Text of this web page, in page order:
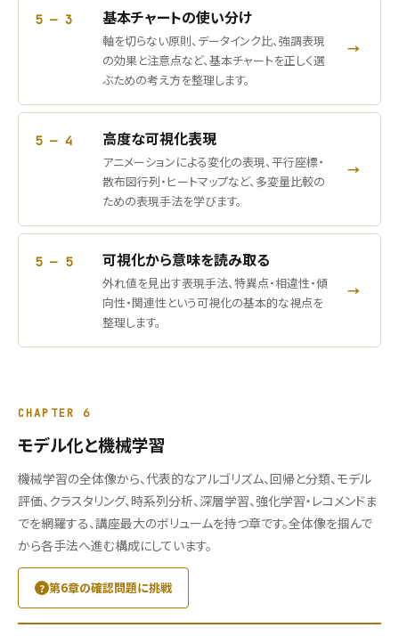
5 — 3 基本チャートの使い分け
軸を切らない原則、データインク比、強調表現
の効果と注意点など、基本チャートを正しく選
ぶための考え方を整理します。
→
5 — 4 高度な可視化表現
アニメーションによる変化の表現、平行座標・
散布図行列・ヒートマップなど、多変量比較の
ための表現手法を学びます。
→
5 — 5 可視化から意味を読み取る
外れ値を見出す表現手法、特異点・相違性・傾
向性・関連性という可視化の基本的な視点を
整理します。
→
CHAPTER 6
モデル化と機械学習
機械学習の全体像から、代表的なアルゴリズム、回帰と分類、モデル
評価、クラスタリング、時系列分析、深層学習、強化学習・レコメンドま
でを網羅する、講座最大のボリュームを持つ章です。全体像を掴んで
から各手法へ進む構成にしています。
第6章の確認問題に挑戦